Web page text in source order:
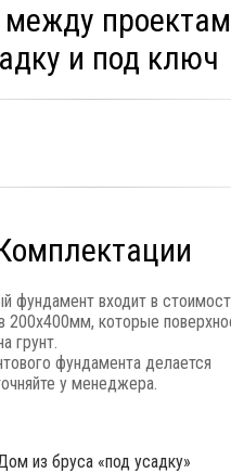
и под ключ
фундамент входит в
200x400мм, которые
грунт.
фундамента делается
у менеджера.
из бруса «под усадку»